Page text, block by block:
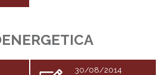
30/08/2014